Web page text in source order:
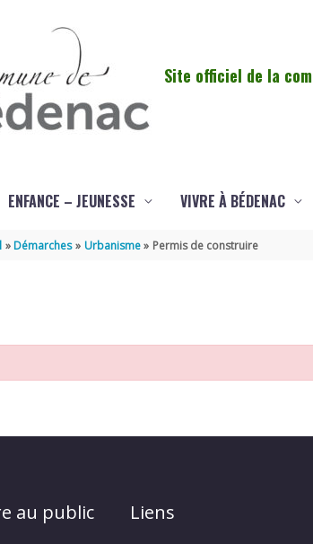
Site officiel de la
ENFANCE – JEUNESSE VIVRE À BÉDENAC
Démarches Urbanisme Permis de construire
au public
Liens